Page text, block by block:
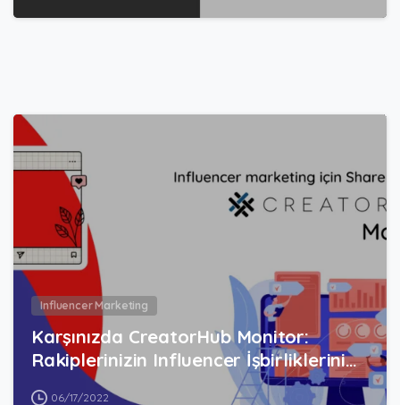
Influencer Marketing
Karşınızda CreatorHub Monitor:
Rakiplerinizin Influencer İşbirliklerini…
06/17/2022